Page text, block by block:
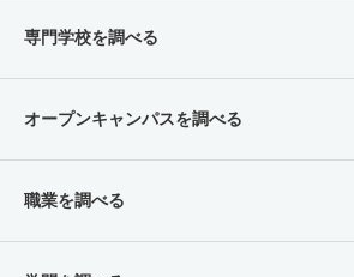
専門学校を調べる
オープンキャンパスを調べる
職業を調べる